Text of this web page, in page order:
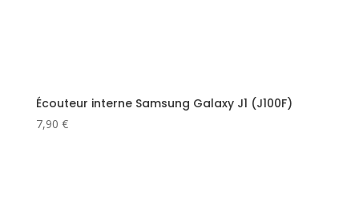
Écouteur interne Samsung Galaxy J1 (J100F)
7,90 €